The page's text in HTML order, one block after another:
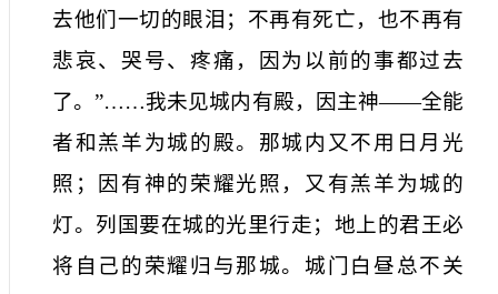
去他们一切的眼泪；不再有死亡，也不再有
悲哀、哭号、疼痛，因为以前的事都过去
了。”……我未见城内有殿，因主神——全能
者和羔羊为城的殿。那城内又不用日月光
照；因有神的荣耀光照，又有羔羊为城的
灯。列国要在城的光里行走；地上的君王必
将自己的荣耀归与那城。城门白昼总不关